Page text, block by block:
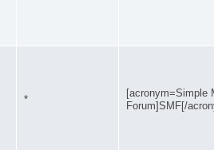
*
[acronym=Simple
Forum]SMF[/